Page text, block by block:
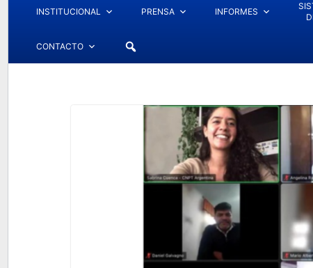
INSTITUCIONAL PRENSA INFORMES
CONTACTO